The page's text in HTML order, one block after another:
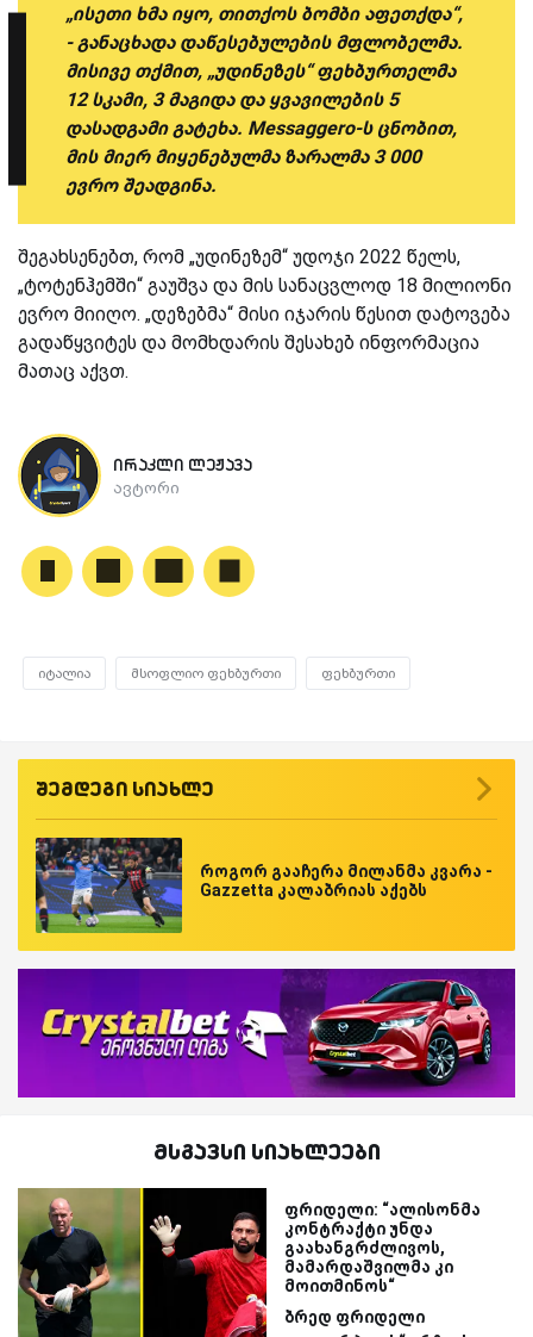
„ისეთი ხმა იყო, თითქოს ბომბი აფეთქდა“,
- განაცხადა დაწესებულების მფლობელმა.
მისივე თქმით, „უდინეზეს“ ფეხბურთელმა
12 სკამი, 3 მაგიდა და ყვავილების 5
დასადგამი გატეხა. Messaggero-ს ცნობით,
მის მიერ მიყენებულმა ზარალმა 3 000
ევრო შეადგინა.
შეგახსენებთ, რომ „უდინეზემ“ უდოჯი 2022 წელს,
„ტოტენჰემში“ გაუშვა და მის სანაცვლოდ 18 მილიონი
ევრო მიიღო. „დეზებმა“ მისი იჯარის წესით დატოვება
გადაწყვიტეს და მომხდარის შესახებ ინფორმაცია
მათაც აქვთ.
ირაკლი ლეჟავა
ავტორი
იტალია მსოფლიო ფეხბურთი ფეხბურთი
შემდეგი სიახლე
როგორ გააჩერა მილანმა კვარა -
Gazzetta კალაბრიას აქებს
მსგავსი სიახლეები
ფრიდელი: “ალისონმა
კონტრაქტი უნდა
გაახანგრძლივოს,
მამარდაშვილმა კი
მოითმინოს“
ბრედ ფრიდელი